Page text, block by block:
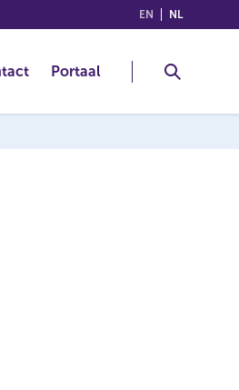
EN (ENGLISH)
NL
Portaal